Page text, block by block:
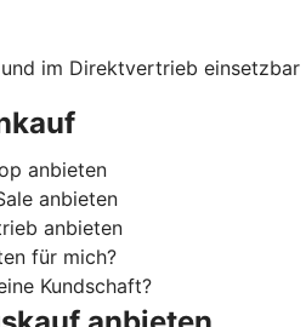
im Direktvertrieb einsetzbar
anbieten
anbieten
anbieten
für mich?
Kundschaft?